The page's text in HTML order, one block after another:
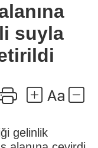
suyla
gelinlik